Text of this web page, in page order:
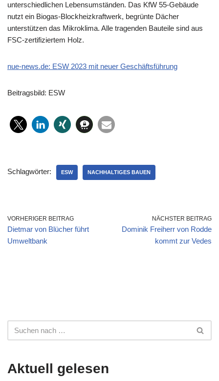
unterschiedlichen Lebensumständen. Das KfW 55-Gebäude
nutzt ein Biogas-Blockheizkraftwerk, begrünte Dächer
unterstützen das Mikroklima. Alle tragenden Bauteile sind aus
FSC-zertifiziertem Holz.
nue-news.de: ESW 2023 mit neuer Geschäftsführung
Beitragsbild: ESW
Schlagwörter: ESW NACHHALTIGES BAUEN
VORHERIGER BEITRAG
Dietmar von Blücher führt
Umweltbank
NÄCHSTER BEITRAG
Dominik Freiherr von Rodde
kommt zur Vedes
Aktuell gelesen